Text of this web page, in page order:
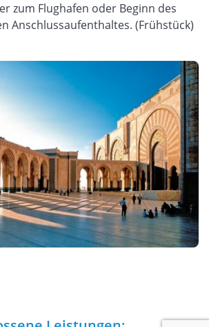
zum Flughafen oder Beginn des
Anschlussaufenthaltes. (Frühstück)